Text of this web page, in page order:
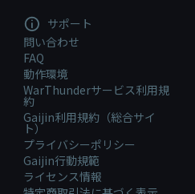
サポート
問い合わせ
FAQ
動作環境
WarThunderサービス利用規
約
Gaijin利用規約（総合サイ
ト）
プライバシーポリシー
Gaijin行動規範
ライセンス情報